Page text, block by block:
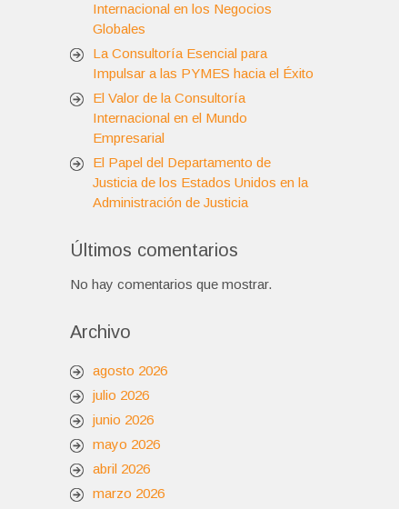
Internacional en los Negocios
Globales
La Consultoría Esencial para
Impulsar a las PYMES hacia el Éxito
El Valor de la Consultoría
Internacional en el Mundo
Empresarial
El Papel del Departamento de
Justicia de los Estados Unidos en la
Administración de Justicia
Últimos comentarios
No hay comentarios que mostrar.
Archivo
agosto 2026
julio 2026
junio 2026
mayo 2026
abril 2026
marzo 2026